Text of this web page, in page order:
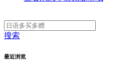
搜索
最近浏览